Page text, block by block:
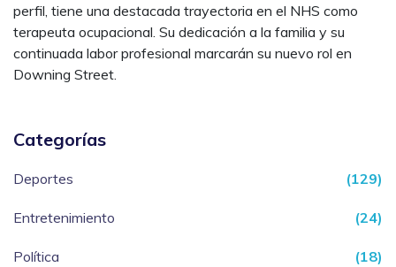
perfil, tiene una destacada trayectoria en el NHS como
terapeuta ocupacional. Su dedicación a la familia y su
continuada labor profesional marcarán su nuevo rol en
Downing Street.
Categorías
Deportes (129)
Entretenimiento (24)
Política (18)